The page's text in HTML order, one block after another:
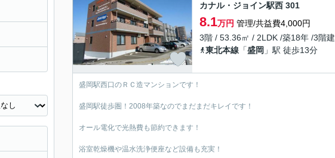
カナル・ジョイン駅西 301
8.1万円 管理/共益費4,000円
3階 / 53.36㎡ / 2LDK /築18年 /3階建
東北本線 「盛岡 」駅 徒歩13分
盛岡駅西口のＲＣ造マンションです！
盛岡駅徒歩圏！2008年築なのでまだまだキレイです！
オール電化で光熱費も節約できます！
浴室乾燥機や温水洗浄便座など設備も充実！